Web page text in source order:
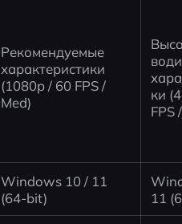
Рекомендуемые
характеристики
(1080p / 60 FPS /
Med)
ки
FPS
Windows 10 / 11
(64-bit)
11